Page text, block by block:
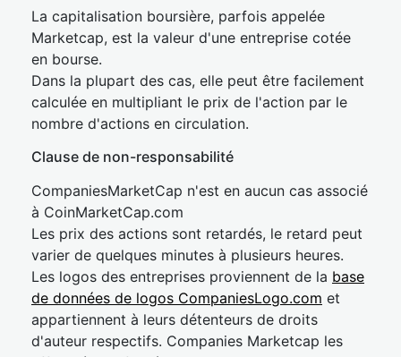
La capitalisation boursière, parfois appelée
Marketcap, est la valeur d'une entreprise cotée
en bourse.
Dans la plupart des cas, elle peut être facilement
calculée en multipliant le prix de l'action par le
nombre d'actions en circulation.
Clause de non-responsabilité
CompaniesMarketCap n'est en aucun cas associé
à CoinMarketCap.com
Les prix des actions sont retardés, le retard peut
varier de quelques minutes à plusieurs heures.
Les logos des entreprises proviennent de la base
de données de logos CompaniesLogo.com et
appartiennent à leurs détenteurs de droits
d'auteur respectifs. Companies Marketcap les